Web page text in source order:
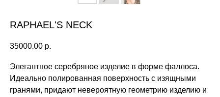
RAPHAEL'S NECK
35000.00 р.
Элегантное серебряное изделие в форме фаллоса.
Идеально полированная поверхность с изящными
гранями, придают невероятную геометрию изделию и